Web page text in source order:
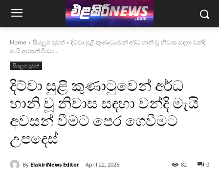
Home සියලුම පුවත්
දිට්වා සුළි කුණාටුවෙන් අර්ධ හානි වූ නිවාස සඳහා වන්දි
මැයි අවසන් වීමට...
සියලුම පුවත්
දිට්වා සුළි කුණාටුවෙන් අර්ධ
හානි වූ නිවාස සඳහා වන්දි මැයි
අවසන් වීමට පෙර ගෙවීමට
උපදෙස්
By ElakiriNews Editor April 22, 2026 0
82